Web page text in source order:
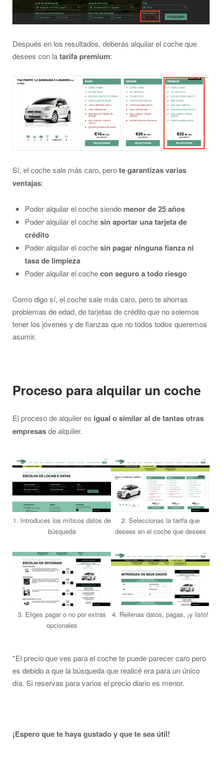
Después en los resultados, deberás alquilar el coche que
desees con latarifa premium:
Sí, el coche sale más caro, perote garantizas varias
ventajas:
Poder alquilar el coche siendo menor de 25 años
Poder alquilar el cochesin aportar una tarjeta de
crédito
Poder alquilar el cochesin pagar ninguna fianza ni
tasa de limpieza
Poder alquilar el cochecon seguro a todo riesgo
Como digo sí, el coche sale más caro, pero te ahorras
problemas de edad, de tarjetas de crédito que no solemos
tener los jóvenes y de fianzas que no todos todos queremos
asumir.
Proceso para alquilar un coche
El proceso de alquiler es igual o similar al de tantas otras
empresasde alquiler.
1. Introduces los míticos datos de
búsqueda
2. Seleccionas la tarifa que
desees en el coche que desees
3. Eliges pagar o no por extras
opcionales
4. Rellenas datos, pagas, ¡y listo!
*El precio que ves para el coche te puede parecer caro pero
es debido a que la búsqueda que realicé era para un único
día. Si reservas para varios el precio diario es menor.
¡Espero que te haya gustado y que te sea útil!